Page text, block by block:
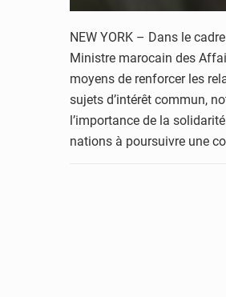
NEW YORK – Dans le
Ministre marocain des
moyens de renforcer les
sujets d’intérêt commun,
l’importance de la
nations à poursuivre une